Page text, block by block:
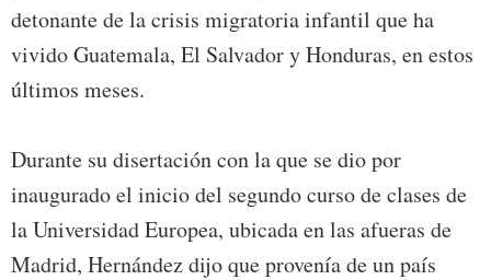
detonante de la crisis migratoria infantil que ha
vivido Guatemala, El Salvador y Honduras, en estos
últimos meses.
Durante su disertación con la que se dio por
inaugurado el inicio del segundo curso de clases de
la Universidad Europea, ubicada en las afueras de
Madrid, Hernández dijo que provenía de un país